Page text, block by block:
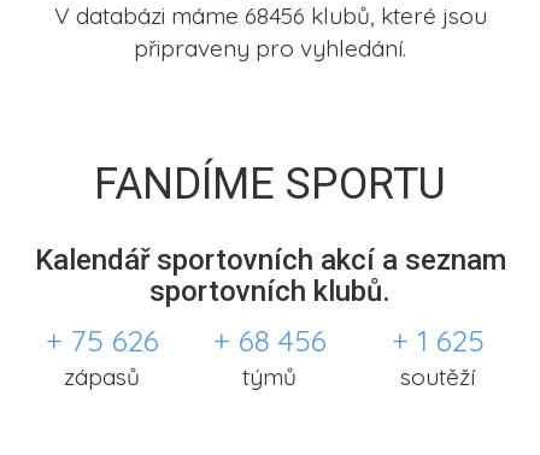
V databázi máme 68456 klubů, které jsou
připraveny pro vyhledání.
FANDÍME SPORTU
Kalendář sportovních akcí a seznam
sportovních klubů.
+ 75 626
zápasů
+ 68 456
týmů
+ 1 625
soutěží